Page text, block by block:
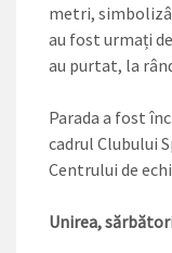
metri,
au fost urmați
au purtat, la
Parada a fost
cadrul Clubului
Centrului de
Unirea,